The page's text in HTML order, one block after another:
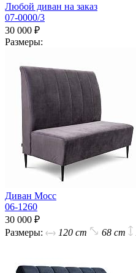
Любой диван на заказ
07-0000/3
30 000 ₽
Размеры:
Диван Мосс
06-1260
30 000 ₽
Размеры:
120 cm 68 cm